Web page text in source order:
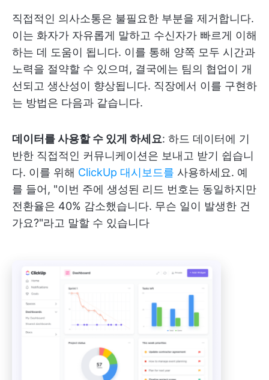
직접적인 의사소통은 불필요한 부분을 제거합니다.
이는 화자가 자유롭게 말하고 수신자가 빠르게 이해
하는 데 도움이 됩니다. 이를 통해 양쪽 모두 시간과
노력을 절약할 수 있으며, 결국에는 팀의 협업이 개
선되고 생산성이 향상됩니다. 직장에서 이를 구현하
는 방법은 다음과 같습니다.
데이터를 사용할 수 있게 하세요: 하드 데이터에 기
반한 직접적인 커뮤니케이션은 보내고 받기 쉽습니
다. 이를 위해 ClickUp 대시보드를 사용하세요. 예
를 들어, "이번 주에 생성된 리드 번호는 동일하지만
전환율은 40% 감소했습니다. 무슨 일이 발생한 건
가요?"라고 말할 수 있습니다